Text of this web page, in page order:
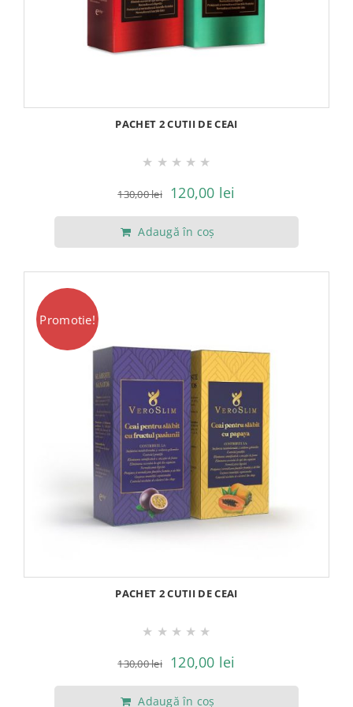
PACHET 2 CUTII DE CEAI
★ ★ ★ ★ ★
130,00lei
Prețul
inițial
a
120,00 lei
curent
Adaugă în coș
Promotie!
PACHET 2 CUTII DE CEAI
★ ★ ★ ★ ★
130,00lei
Prețul
inițial
120,00 lei
curent
Adaugă în coș